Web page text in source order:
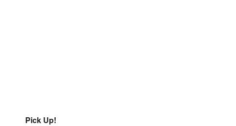
Pick Up!